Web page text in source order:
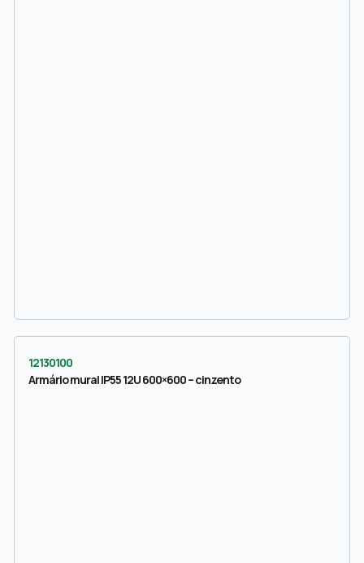
12130100
Armário mural IP55 12U 600×600 – cinzento